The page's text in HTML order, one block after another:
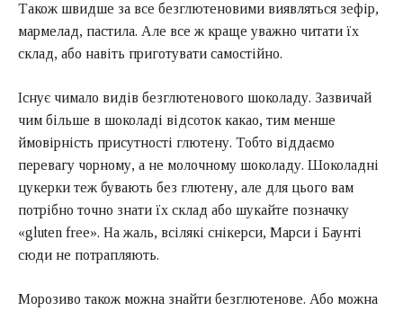
Також швидше за все безглютеновими виявляться зефір,
мармелад, пастила. Але все ж краще уважно читати їх
склад, або навіть приготувати самостійно.
Існує чимало видів безглютенового шоколаду. Зазвичай
чим більше в шоколаді відсоток какао, тим менше
ймовірність присутності глютену. Тобто віддаємо
перевагу чорному, а не молочному шоколаду. Шоколадні
цукерки теж бувають без глютену, але для цього вам
потрібно точно знати їх склад або шукайте позначку
«gluten free». На жаль, всілякі снікерси, Марси і Баунті
сюди не потрапляють.
Морозиво також можна знайти безглютенове. Або можна